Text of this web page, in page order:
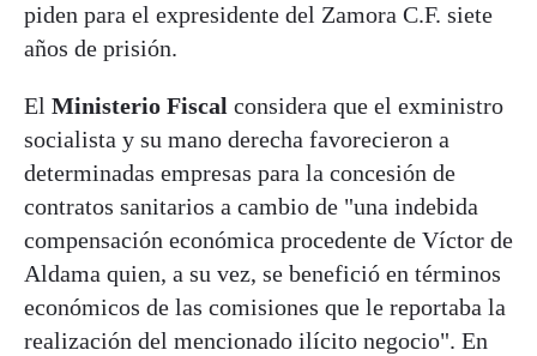
piden para el expresidente del Zamora C.F. siete
años de prisión.
El Ministerio Fiscal considera que el exministro
socialista y su mano derecha favorecieron a
determinadas empresas para la concesión de
contratos sanitarios a cambio de "una indebida
compensación económica procedente de Víctor de
Aldama quien, a su vez, se benefició en términos
económicos de las comisiones que le reportaba la
realización del mencionado ilícito negocio". En